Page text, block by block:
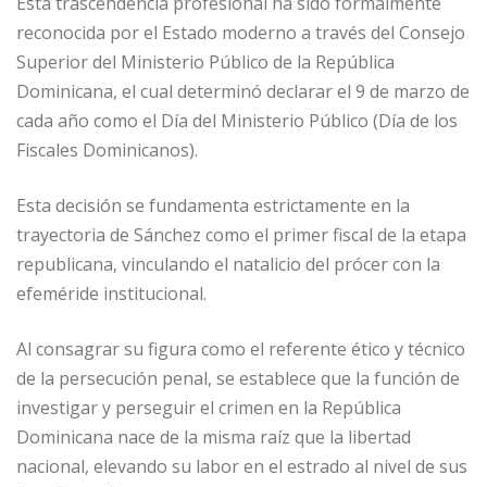
reconocida por el Estado moderno a través del Consejo
Superior del Ministerio Público de la República
Dominicana, el cual determinó declarar el 9 de marzo de
cada año como el Día del Ministerio Público (Día de los
Fiscales Dominicanos).
Esta decisión se fundamenta estrictamente en la
trayectoria de Sánchez como el primer fiscal de la etapa
republicana, vinculando el natalicio del prócer con la
efeméride institucional.
Al consagrar su figura como el referente ético y técnico
de la persecución penal, se establece que la función de
investigar y perseguir el crimen en la República
Dominicana nace de la misma raíz que la libertad
nacional, elevando su labor en el estrado al nivel de sus